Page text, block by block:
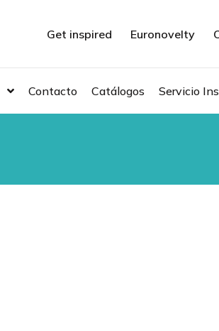
Get inspired Euronovelty
Contacto Catálogos Servicio